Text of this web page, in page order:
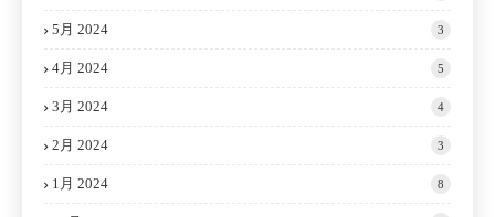
5月 2024 3
4月 2024 5
3月 2024 4
2月 2024 3
1月 2024 8